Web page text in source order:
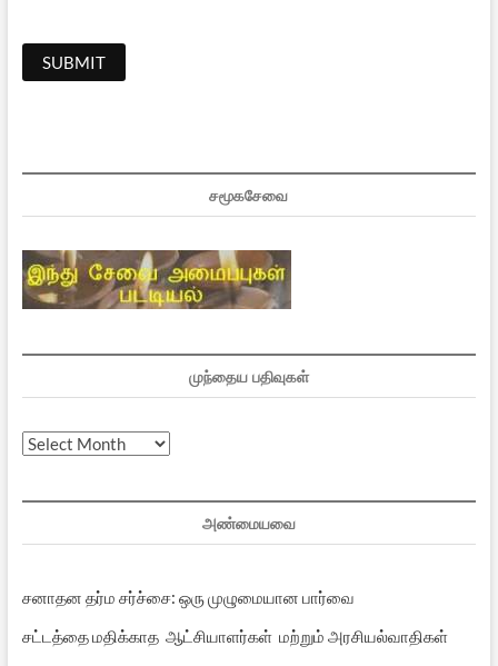
சமூகசேவை
முந்தைய பதிவுகள்
முந்தைய
அண்மையவை
சனாதன தர்ம சர்ச்சை: ஒரு முழுமையான பார்வை
சட்டத்தை மதிக்காத ஆட்சியாளர்கள் மற்றும் அரசியல்வாதிகள்